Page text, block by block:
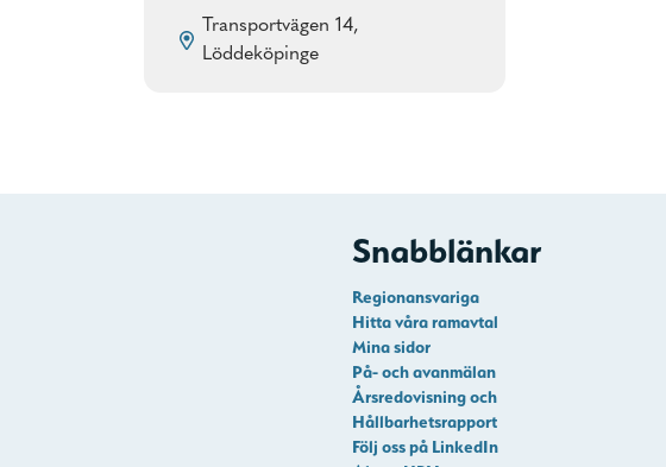
Transportvägen 14,
Löddeköpinge
Snabblänkar
Regionansvariga
Hitta våra ramavtal
Mina sidor
På- och avanmälan
Årsredovisning och
Hållbarhetsrapport
Följ oss på LinkedIn